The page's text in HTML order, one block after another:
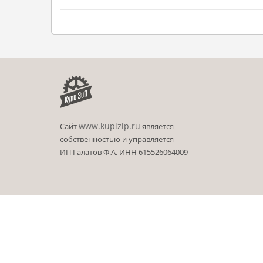
Сайтwww.kupizip.ru является
собственностью и управляется
ИП Галатов Ф.А. ИНН 615526064009